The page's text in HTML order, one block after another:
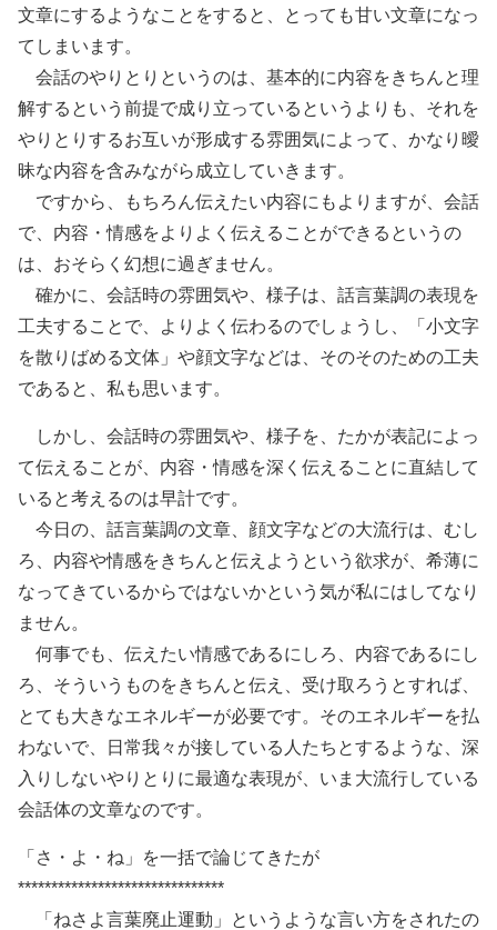
文章にするようなことをすると、とっても甘い文章になっ
てしまいます。
会話のやりとりというのは、基本的に内容をきちんと理
解するという前提で成り立っているというよりも、それを
やりとりするお互いが形成する雰囲気によって、かなり曖
昧な内容を含みながら成立していきます。
ですから、もちろん伝えたい内容にもよりますが、会話
で、内容・情感をよりよく伝えることができるというの
は、おそらく幻想に過ぎません。
確かに、会話時の雰囲気や、様子は、話言葉調の表現を
工夫することで、よりよく伝わるのでしょうし、「小文字
を散りばめる文体」や顔文字などは、そのそのための工夫
であると、私も思います。
しかし、会話時の雰囲気や、様子を、たかが表記によっ
て伝えることが、内容・情感を深く伝えることに直結して
いると考えるのは早計です。
今日の、話言葉調の文章、顔文字などの大流行は、むし
ろ、内容や情感をきちんと伝えようという欲求が、希薄に
なってきているからではないかという気が私にはしてなり
ません。
何事でも、伝えたい情感であるにしろ、内容であるにし
ろ、そういうものをきちんと伝え、受け取ろうとすれば、
とても大きなエネルギーが必要です。そのエネルギーを払
わないで、日常我々が接している人たちとするような、深
入りしないやりとりに最適な表現が、いま大流行している
会話体の文章なのです。
「さ・よ・ね」を一括で論じてきたが
*******************************
「ねさよ言葉廃止運動」というような言い方をされたの